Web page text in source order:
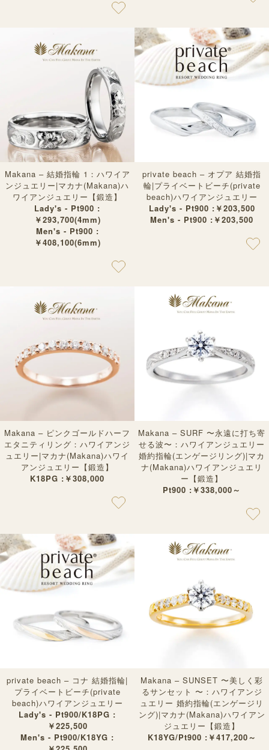
Makana – 結婚指輪 1：ハワイア
ンジュエリー|マカナ(Makana)ハ
ワイアンジュエリー【鍛造】
Lady's - Pt900 :
￥293,700(4mm)
Men's - Pt900 :
￥408,100(6mm)
private beach – オプア 結婚指
輪|プライベートビーチ(private
beach)ハワイアンジュエリー
Lady's - Pt900 :￥203,500
Men's - Pt900 :￥203,500
Makana – ピンクゴールドハーフ
エタニティリング：ハワイアンジ
ュエリー|マカナ(Makana)ハワイ
アンジュエリー【鍛造】
K18PG :￥308,000
Makana – SURF 〜永遠に打ち寄
せる波〜：ハワイアンジュエリー
婚約指輪(エンゲージリング)|マカ
ナ(Makana)ハワイアンジュエリ
ー【鍛造】
Pt900 :￥338,000～
private beach – コナ 結婚指輪|
プライベートビーチ(private
beach)ハワイアンジュエリー
Lady's - Pt900/K18PG :
￥225,500
Men's - Pt900/K18YG :
Makana – SUNSET 〜美しく彩
るサンセット 〜：ハワイアンジ
ュエリー 婚約指輪(エンゲージリ
ング)|マカナ(Makana)ハワイアン
ジュエリー【鍛造】
K18YG/Pt900 :￥417,200～